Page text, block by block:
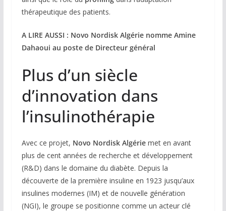
thérapeutique des patients.
A LIRE AUSSI : Novo Nordisk Algérie nomme Amine
Dahaoui au poste de Directeur général
Plus d’un siècle
d’innovation dans
l’insulinothérapie
Avec ce projet, Novo Nordisk Algériemet en avant
plus de cent années de recherche et développement
(R&D) dans le domaine du diabète. Depuis la
découverte de la première insuline en 1923 jusqu’aux
insulines modernes (IM) et de nouvelle génération
(NGI), le groupe se positionne comme un acteur clé